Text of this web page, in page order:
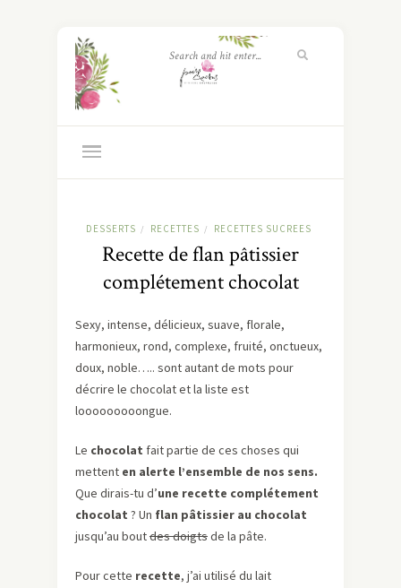
DESSERTS / RECETTES / RECETTES SUCREES
Recette de flan pâtissier
complétement chocolat
Sexy, intense, délicieux, suave, florale,
harmonieux, rond, complexe, fruité, onctueux,
doux, noble….. sont autant de mots pour
décrire le chocolat et la liste est
looooooooongue.
Le chocolat fait partie de ces choses qui
mettent en alerte l’ensemble de nos sens.
Que dirais-tu d’une recette complétement
chocolat ? Un flan pâtissier au chocolat
jusqu’au boutdes doigtsde la pâte.
Pour cette recette, j’ai utilisé du lait